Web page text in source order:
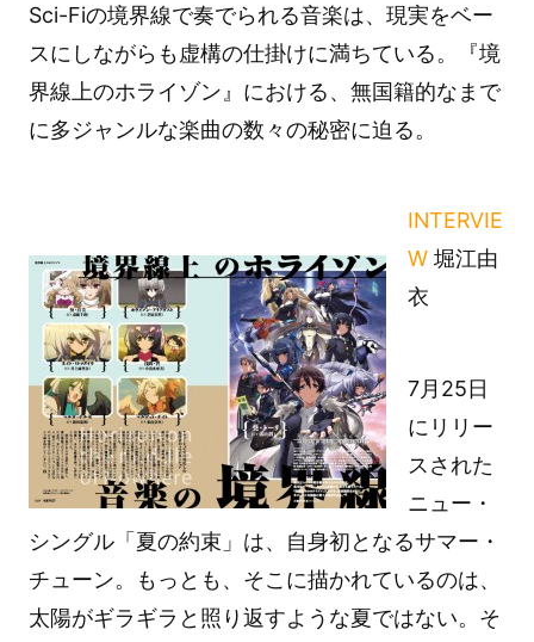
Sci-Fiの境界線で奏でられる音楽は、現実をベー
スにしながらも虚構の仕掛けに満ちている。『境
界線上のホライゾン』における、無国籍的なまで
に多ジャンルな楽曲の数々の秘密に迫る。
INTERVIE
W堀江由
衣
7月25日
にリリー
スされた
ニュー・
シングル「夏の約束」は、自身初となるサマー・
チューン。もっとも、そこに描かれているのは、
太陽がギラギラと照り返すような夏ではない。そ